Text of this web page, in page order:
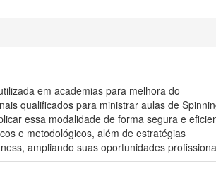
em academias para melhora do
qualificados para ministrar aulas de
essa modalidade de forma segura e
e metodológicos, além de estratégias
ampliando suas oportunidades